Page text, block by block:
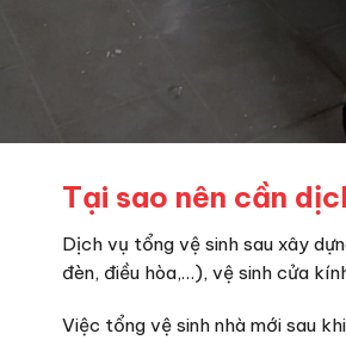
Tại sao nên cần
Dịch vụ tổng vệ sinh sau xây
đèn, điều hòa,…), vệ sinh cửa
Việc tổng vệ sinh nhà mới sau